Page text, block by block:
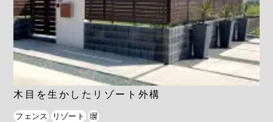
木目を生かしたリゾート外構
フェンス リゾート 塀